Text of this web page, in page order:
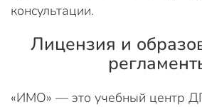
консультации.
Лицензия и
«ИМО» — это учебный центр